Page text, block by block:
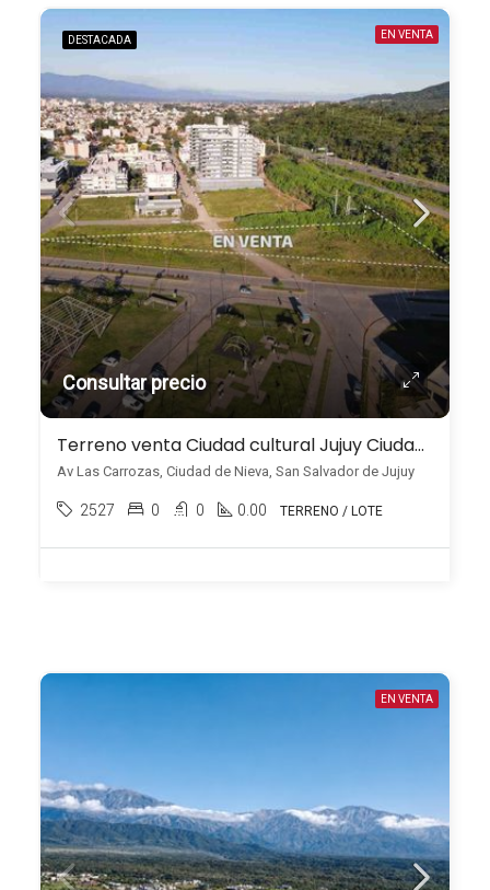
DESTACADA EN VENTA
Consultar precio
Terreno venta Ciudad cultural Jujuy Ciudad de Nieva
Av Las Carrozas, Ciudad de Nieva, San Salvador de Jujuy
2527 0 0 0.00 TERRENO / LOTE
EN VENTA